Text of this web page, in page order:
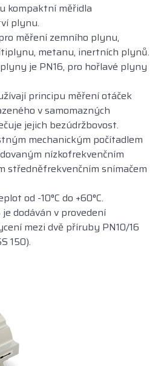
kompaktní měřidla
plynu.
měření zemního plynu,
metanu, inertních plynů.
je PN16, pro hořlavé plyny
principu měření otáček
v samomazných
jejich bezúdržbovost.
mechanickým počítadlem
nízkofrekvenčním
středněfrekvenčním snímačem
od -10°C do +60°C.
dodáván v provedení
mezi dvě příruby PN10/16
150).